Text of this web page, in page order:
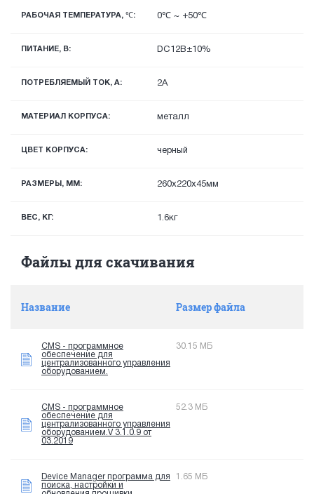
РАБОЧАЯ ТЕМПЕРАТУРА, ℃: 0℃ ~ +50℃
ПИТАНИЕ, В: DC12В±10%
ПОТРЕБЛЯЕМЫЙ ТОК, А: 2A
МАТЕРИАЛ КОРПУСА: металл
ЦВЕТ КОРПУСА: черный
РАЗМЕРЫ, ММ: 260x220x45мм
ВЕС, КГ: 1.6кг
Файлы для скачивания
Название Размер файла
CMS - программное
обеспечение для
централизованного управления
оборудованием.
30.15 МБ
CMS - программное
обеспечение для
централизованного управления
оборудованием.V 3.1.0.9 от
03.2019
52.3 МБ
Device Manager программа для
поиска, настройки и
1.65 МБ